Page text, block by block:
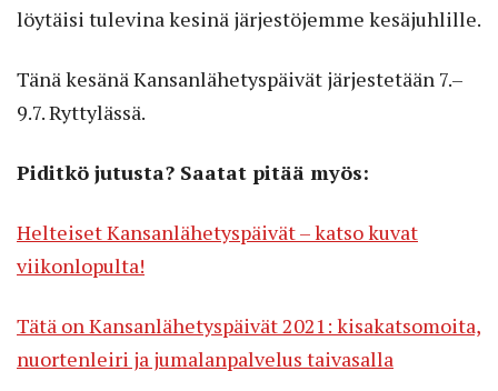
löytäisi tulevina kesinä järjestöjemme kesäjuhlille.
Tänä kesänä Kansanlähetyspäivät järjestetään 7.–
9.7. Ryttylässä.
Piditkö jutusta? Saatat pitää myös:
Helteiset Kansanlähetyspäivät – katso kuvat
viikonlopulta!
Tätä on Kansanlähetyspäivät 2021: kisakatsomoita,
nuortenleiri ja jumalanpalvelus taivasalla